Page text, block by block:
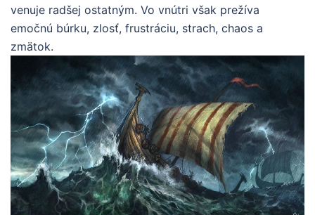
venuje radšej ostatným. Vo vnútri však prežíva
emočnú búrku, zlosť, frustráciu, strach, chaos a
zmätok.